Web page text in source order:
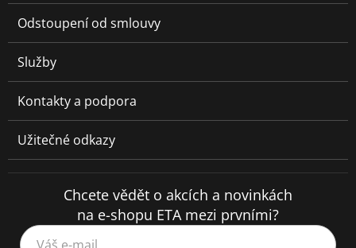
Odstoupení od smlouvy
Služby
Kontakty a podpora
Užitečné odkazy
Chcete vědět o akcích a novinkách
na e-shopu ETA mezi prvními?
Váš e-mail